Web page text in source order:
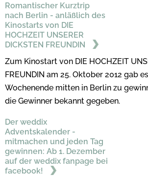
Romantischer Kurztrip
nach Berlin - anläßlich des
Kinostarts von DIE
HOCHZEIT UNSERER
DICKSTEN FREUNDIN
Zum Kinostart von DIE HOCHZEIT
FREUNDIN am 25. Oktober 2012 gab
Wochenende mitten in Berlin zu
die Gewinner bekannt gegeben.
Der weddix
Adventskalender -
mitmachen und jeden Tag
gewinnen: Ab 1. Dezember
auf der weddix fanpage bei
facebook!